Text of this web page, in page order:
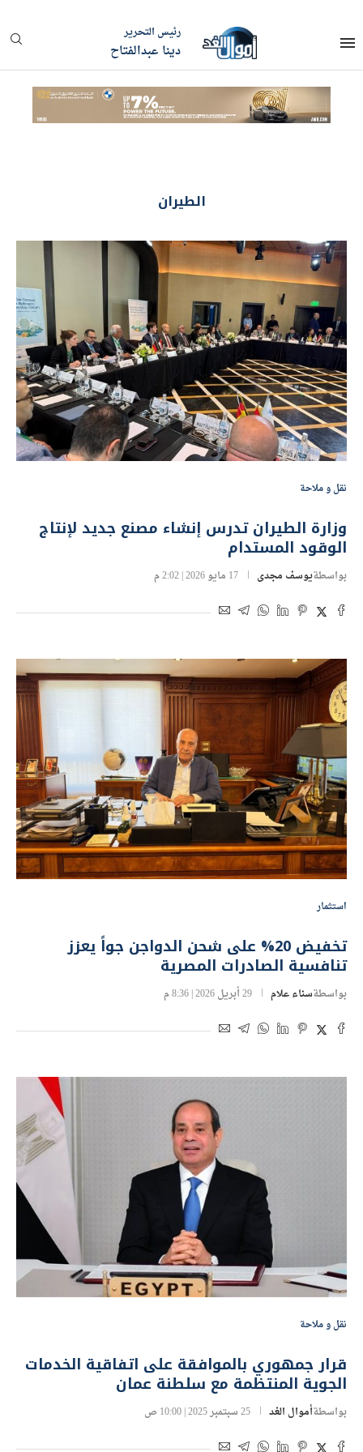
رئيس التحرير
دينا عبدالفتاح
الطيران
نقل و ملاحة
وزارة الطيران تدرس إنشاء مصنع جديد لإنتاج
الوقود المستدام
بواسطةيوسف مجدى 17 مايو 2026 | 2:02 م
استثمار
تخفيض 20% على شحن الدواجن جواً يعزز
تنافسية الصادرات المصرية
بواسطةسناء علام 29 أبريل 2026 | 8:36 م
نقل و ملاحة
قرار جمهوري بالموافقة على اتفاقية الخدمات
الجوية المنتظمة مع سلطنة عمان
بواسطةأموال الغد 25 سبتمبر 2025 | 10:00 ص